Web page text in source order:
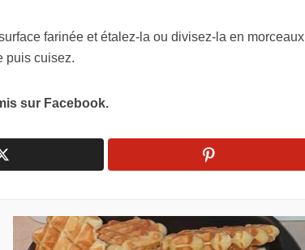
farinée et étalez-la ou divisez-la en morceaux
puis cuisez.
sur Facebook.